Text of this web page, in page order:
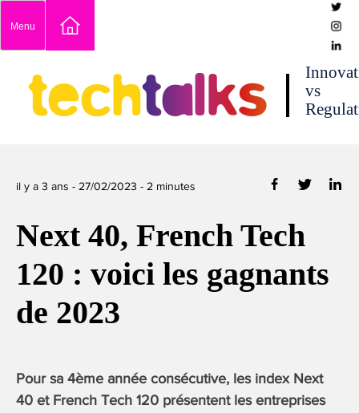
content
Menu
techtalks
vs
il y a 3 ans - 27/02/2023 - 2 minutes
Next 40, French Tech
120 : voici les gagnants
de 2023
Pour sa 4ème année consécutive, les index Next
40 et French Tech 120 présentent les entreprises